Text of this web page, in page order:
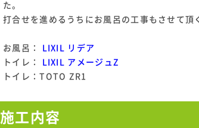
た。
打合せを進めるうちにお風呂の工事もさせて頂
お風呂：
LIXIL リデア
トイレ：
LIXIL アメージュZ
トイレ：TOTO ZR1
施工内容